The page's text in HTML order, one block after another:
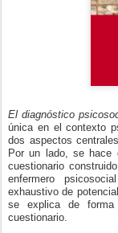
El diagnóstico
única en el contexto
dos aspectos
Por un lado, se hace
cuestionario
enfermero
exhaustivo de
se explica de forma
cuestionario.